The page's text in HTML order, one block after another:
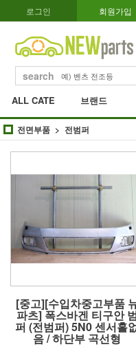
로그인 회원가입
search
ALL CATE 브랜드
전면부품 전범퍼
[중고][수입차중고부품
파츠] 폭스바겐 티구안
퍼 (전범퍼) 5N0 센서홀
음 / 하단부 곡선형